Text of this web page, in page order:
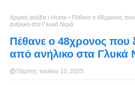
Αρχική σελίδα Home
Πέθανε ο 48χρονος
ανήλικο στα Γλυκά Νερά
Πέθανε ο 48χρονος που
από ανήλικο στα Γλυκά
Πέμπτη, Ιουλίου 10, 2025